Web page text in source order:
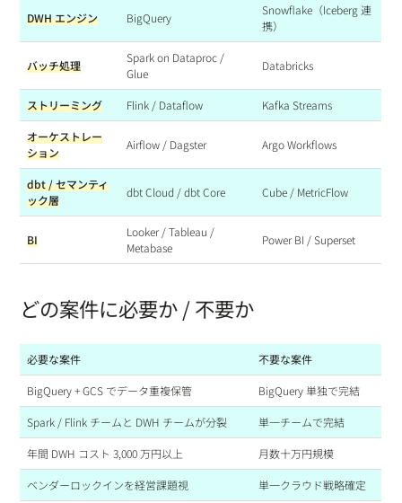
DWH エンジン BigQuery
Snowflake（Iceberg 連
携）
バッチ処理
Spark on Dataproc /
Glue
Databricks
ストリーミング Flink / Dataflow Kafka Streams
オーケストレー
ション
Airflow / Dagster Argo Workflows
dbt / セマンティ
ック層
dbt Cloud / dbt Core Cube / MetricFlow
BI
Looker / Tableau /
Metabase
Power BI / Superset
どの案件に必要か / 不要か
必要な案件 不要な案件
BigQuery + GCS でデータ重複保管 BigQuery 単独で完結
Spark / Flink チームと DWH チームが分裂 単一チームで完結
年間 DWH コスト 3,000 万円以上 月数十万円規模
ベンダーロックインを経営課題視 単一クラウド戦略確定